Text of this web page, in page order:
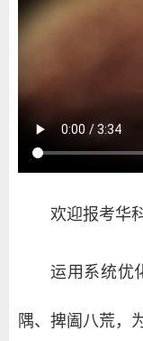
欢迎报考华
运用系统优
隅、捭阖八荒，